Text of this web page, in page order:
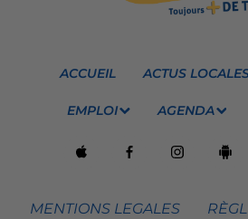
ACCUEIL ACTUS
EMPLOI AGENDA
MENTIONS LEGALES